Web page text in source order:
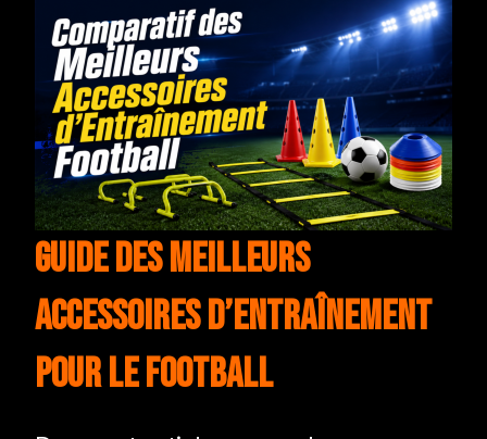
Guide des Meilleurs
Accessoires d’Entraînement
pour le Football